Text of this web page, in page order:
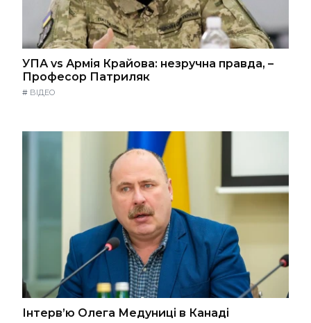
УПА vs Армія Крайова: незручна правда, –
Професор Патриляк
# ВІДЕО
Інтерв’ю Олега Медуниці в Канаді